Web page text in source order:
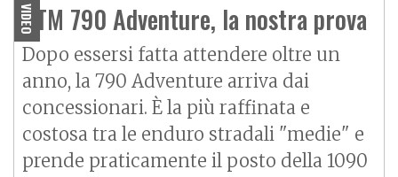
VIDEO
KTM 790 Adventure, la nostra prova
Dopo essersi fatta attendere oltre un
anno, la 790 Adventure arriva dai
concessionari. È la più raffinata e
costosa tra le enduro stradali "medie" e
prende praticamente il posto della 1090